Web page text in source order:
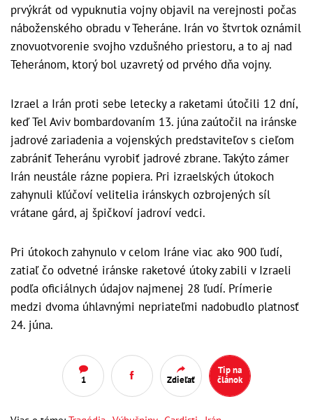
prvýkrát od vypuknutia vojny objavil na verejnosti počas
náboženského obradu v Teheráne. Irán vo štvrtok oznámil
znovuotvorenie svojho vzdušného priestoru, a to aj nad
Teheránom, ktorý bol uzavretý od prvého dňa vojny.
Izrael a Irán proti sebe letecky a raketami útočili 12 dní,
keď Tel Aviv bombardovaním 13. júna zaútočil na iránske
jadrové zariadenia a vojenských predstaviteľov s cieľom
zabrániť Teheránu vyrobiť jadrové zbrane. Takýto zámer
Irán neustále rázne popiera. Pri izraelských útokoch
zahynuli kľúčoví velitelia iránskych ozbrojených síl
vrátane gárd, aj špičkoví jadroví vedci.
Pri útokoch zahynulo v celom Iráne viac ako 900 ľudí,
zatiaľ čo odvetné iránske raketové útoky zabili v Izraeli
podľa oficiálnych údajov najmenej 28 ľudí. Prímerie
medzi dvoma úhlavnými nepriateľmi nadobudlo platnosť
24. júna.
1 Zdieľať
Tip na
článok